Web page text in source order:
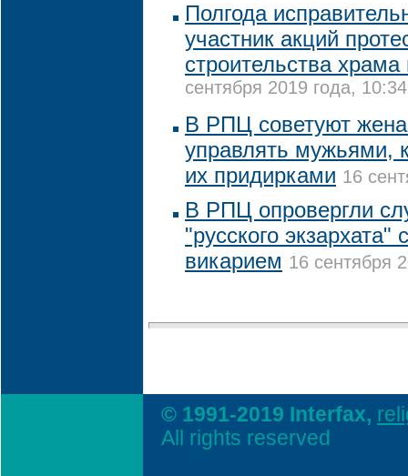
Полгода
участник акций
строительства храма
сентября 2019 года, 10:34
В РПЦ советуют
управлять мужьями,
их придирками 16
В РПЦ опровергли
"русского
викарием 16 сентября
© 1991-2019 Interfax,
All rights reserved